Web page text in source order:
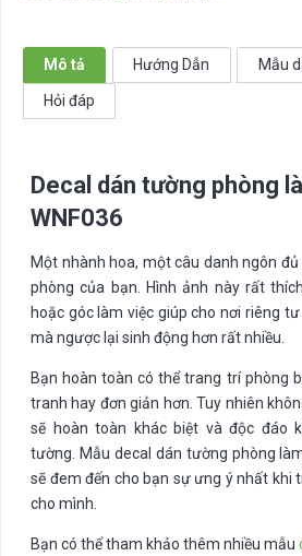
WNF036
số
lượng
Mô tả Hướng Dẫn Mẫu
Hỏi đáp
Decal dán tường phòng
WNF036
Một nhành hoa, một câu danh ngôn
phòng của bạn. Hình ảnh này rất
hoặc góc làm việc giúp cho nơi riêng
mà ngược lại sinh động hơn rất nhiều.
Bạn hoàn toàn có thể trang trí phòng
tranh hay đơn giản hơn. Tuy nhiên
sẽ hoàn toàn khác biệt và độc đáo
tường. Mẫu decal dán tường phòng
sẽ đem đến cho bạn sự ưng ý nhất khi
cho mình.
Bạn có thể tham khảo thêm nhiều mẫu